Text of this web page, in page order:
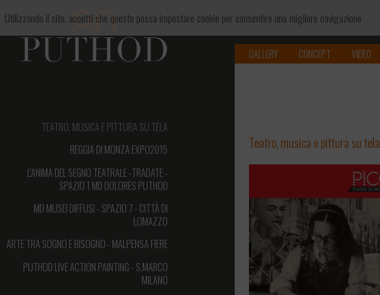
Utilizzando il sito, accetti che questo possa impostare cookie per consentire una migliore navigazione
GALLERY
CONCEPT VIDEO
TEATRO, MUSICA E PITTURA SU TELA
REGGIA DI MONZA EXPO2015
L'ANIMA DEL SEGNO TEATRALE -TRADATE -
SPAZIO 1 MD DOLORES PUTHOD
MD MUSEI DIFFUSI - SPAZIO 7 - CITTÀ DI
LOMAZZO
ARTE TRA SOGNO E BISOGNO - MALPENSA FIERE
PUTHOD LIVE ACTION PAINTING - S.MARCO
MILANO
Teatro, musica e pittura su tela